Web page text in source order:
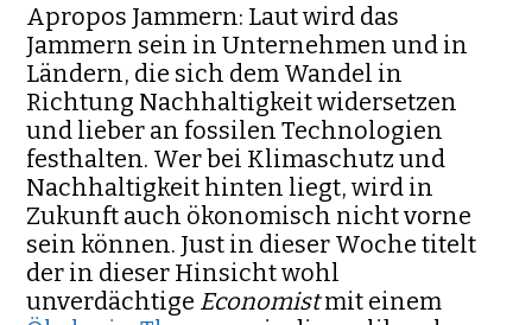
Apropos Jammern: Laut wird das
Jammern sein in Unternehmen und in
Ländern, die sich dem Wandel in
Richtung Nachhaltigkeit widersetzen
und lieber an fossilen Technologien
festhalten. Wer bei Klimaschutz und
Nachhaltigkeit hinten liegt, wird in
Zukunft auch ökonomisch nicht vorne
sein können. Just in dieser Woche titelt
der in dieser Hinsicht wohl
unverdächtige Economistmit einem